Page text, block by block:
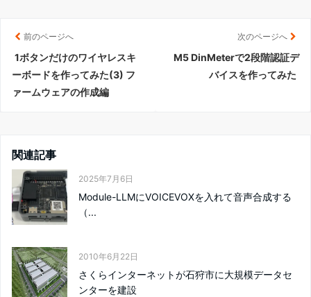
前のページへ
1ボタンだけのワイヤレスキ
ーボードを作ってみた(3) フ
ァームウェアの作成編
次のページへ
M5 DinMeterで2段階認証デ
バイスを作ってみた
関連記事
2025年7月6日
Module-LLMにVOICEVOXを入れて音声合成する
（...
2010年6月22日
さくらインターネットが石狩市に大規模データセ
ンターを建設